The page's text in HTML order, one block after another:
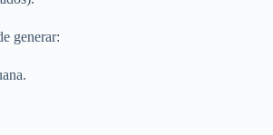
generar: